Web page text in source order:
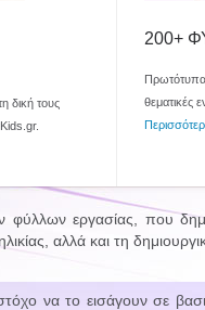
δική τους
200+
θεματικές
εργασίας, που
αλλά και τη
να το εισάγουν σε